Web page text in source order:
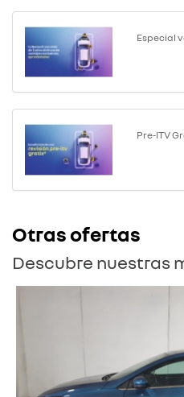
Especial
Pre-ITV
Otras ofertas
Descubre nuestras